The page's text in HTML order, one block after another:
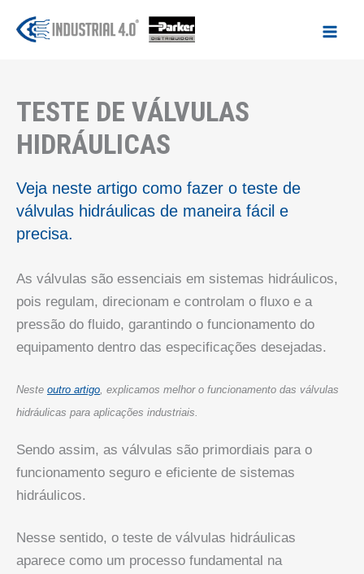
para
TESTE DE VÁLVULAS
HIDRÁULICAS
Veja neste artigo como fazer o teste de
válvulas hidráulicas de maneira fácil e
precisa.
As válvulas são essenciais em sistemas hidráulicos,
pois regulam, direcionam e controlam o fluxo e a
pressão do fluido, garantindo o funcionamento do
equipamento dentro das especificações desejadas.
Neste outro artigo , explicamos melhor o funcionamento das válvulas
hidráulicas para aplicações industriais.
Sendo assim, as válvulas são primordiais para o
funcionamento seguro e eficiente de sistemas
hidráulicos.
Nesse sentido, o teste de válvulas hidráulicas
aparece como um processo fundamental na